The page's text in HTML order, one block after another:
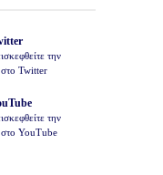
την
στο Twitter
την
στο YouTube